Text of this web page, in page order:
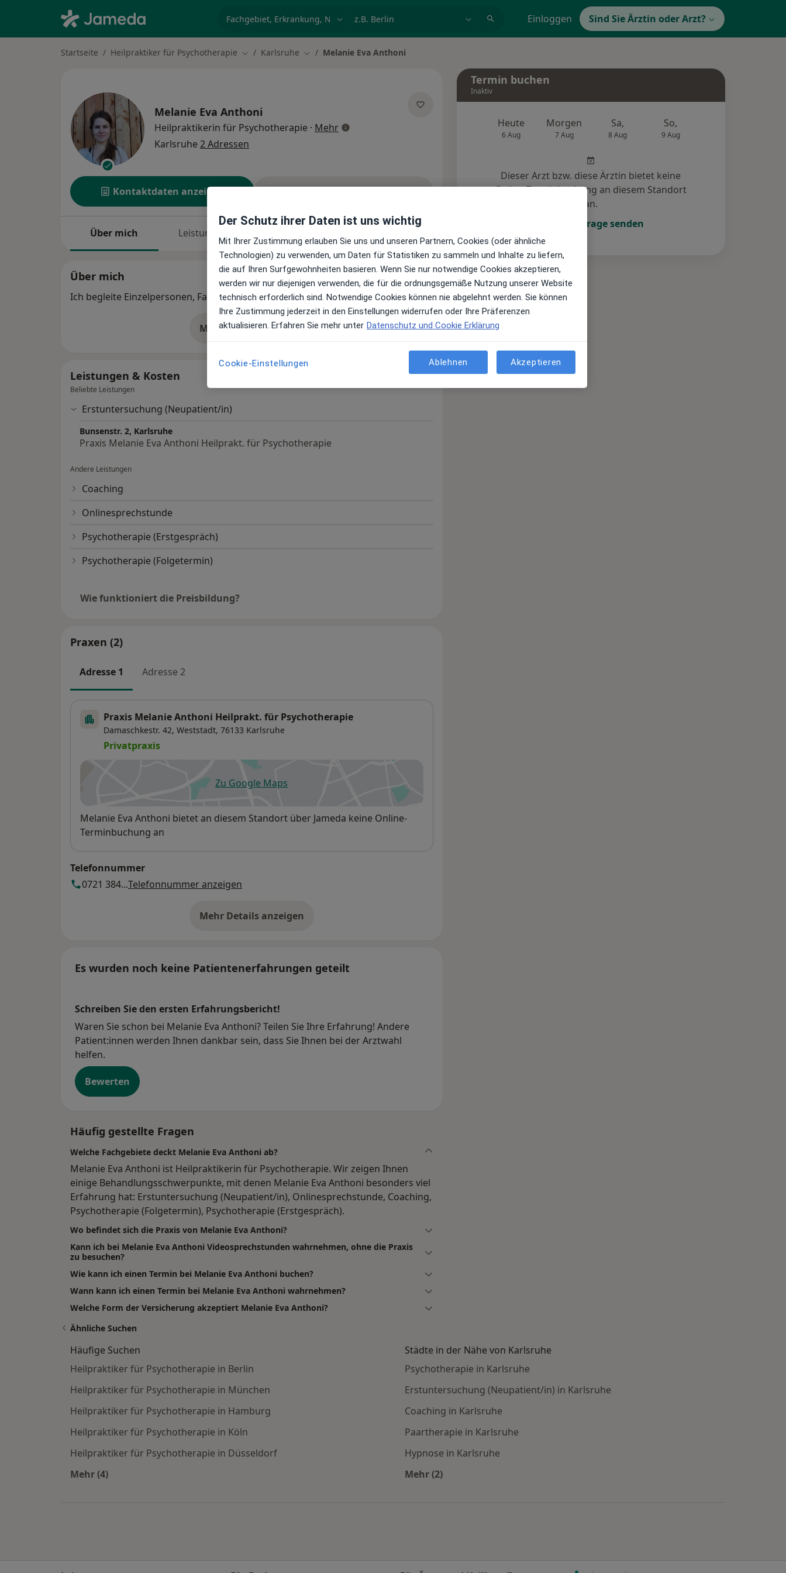
Einloggen Sind Sie Ärztin oder Arzt?
Startseite Heilpraktiker für Psychotherapie Stadt ändern
Karlsruhe Stadt ändern
Melanie Eva Anthoni
Melanie Eva Anthoni
Heilpraktikerin für Psychotherapie · Mehrüber Spezialisierungen
Karlsruhe 2 Adressen
Kontaktdaten anzeigen
Über mich Leistungen
Über mich
Ich begleite Einzelpersonen, Familien und Paare.
Mehr Details anzeigen
Leistungen & Kosten
Beliebte Leistungen
Erstuntersuchung (Neupatient/in)
Bunsenstr. 2, Karlsruhe
Praxis Melanie Eva Anthoni Heilprakt. für Psychotherapie
Andere Leistungen
Coaching
Onlinesprechstunde
Psychotherapie (Erstgespräch)
Psychotherapie (Folgetermin)
Wie funktioniert die Preisbildung?
Praxen (2)
Adresse 1 Adresse 2
Praxis Melanie Anthoni Heilprakt. für Psychotherapie
Damaschkestr. 42, Weststadt, 76133 Karlsruhe
Privatpraxis
Zu Google Mapsöffnet in einer neuen Registerkarte
Verfügbarkeit
Melanie Eva Anthoni bietet an diesem Standort über Jameda keine Online-
Terminbuchung an
Telefonnummer
0721 384...Telefonnummer anzeigen
Mehr Details anzeigen
über die Adresse
Es wurden noch keine Patientenerfahrungen geteilt
Schreiben Sie den ersten Erfahrungsbericht!
Waren Sie schon bei Melanie Eva Anthoni? Teilen Sie Ihre Erfahrung! Andere
Patient:innen werden Ihnen dankbar sein, dass Sie Ihnen bei der Arztwahl
helfen.
Bewerten
Häufig gestellte Fragen
Welche Fachgebiete deckt Melanie Eva Anthoni ab?
Melanie Eva Anthoni ist Heilpraktikerin für Psychotherapie. Wir zeigen Ihnen
einige Behandlungsschwerpunkte, mit denen Melanie Eva Anthoni besonders viel
Erfahrung hat: Erstuntersuchung (Neupatient/in), Onlinesprechstunde, Coaching,
Psychotherapie (Folgetermin), Psychotherapie (Erstgespräch).
Wo befindet sich die Praxis von Melanie Eva Anthoni?
Kann ich bei Melanie Eva Anthoni Videosprechstunden wahrnehmen, ohne die Praxis
zu besuchen?
Wie kann ich einen Termin bei Melanie Eva Anthoni buchen?
Wann kann ich einen Termin bei Melanie Eva Anthoni wahrnehmen?
Welche Form der Versicherung akzeptiert Melanie Eva Anthoni?
Termin buchen
Inaktiv
Heute
6 Aug
Morgen
7 Aug
Sa,
8 Aug
So,
9 Aug
Dieser Arzt bzw. diese Ärztin bietet keine
Online-Terminbuchung an diesem Standort
an.
Terminanfrage senden
Ähnliche Suchen
Häufige Suchen
Heilpraktiker für Psychotherapie in Berlin
Heilpraktiker für Psychotherapie in München
Heilpraktiker für Psychotherapie in Hamburg
Heilpraktiker für Psychotherapie in Köln
Heilpraktiker für Psychotherapie in Düsseldorf
Mehr (4)
Städte in der Nähe von Karlsruhe
Psychotherapie in Karlsruhe
Erstuntersuchung (Neupatient/in) in Karlsruhe
Coaching in Karlsruhe
Paartherapie in Karlsruhe
Hypnose in Karlsruhe
Mehr (2)
Der Schutz ihrer Daten ist uns wichtig
Mit Ihrer Zustimmung erlauben Sie uns und unseren Partnern, Cookies (oder ähnliche
Technologien) zu verwenden, um Daten für Statistiken zu sammeln und Inhalte zu liefern,
die auf Ihren Surfgewohnheiten basieren. Wenn Sie nur notwendige Cookies akzeptieren,
werden wir nur diejenigen verwenden, die für die ordnungsgemäße Nutzung unserer Website
technisch erforderlich sind. Notwendige Cookies können nie abgelehnt werden. Sie können
Ihre Zustimmung jederzeit in den Einstellungen widerrufen oder Ihre Präferenzen
aktualisieren. Erfahren Sie mehr unter Datenschutz und Cookie Erklärung
Cookie-Einstellungen Ablehnen Akzeptieren